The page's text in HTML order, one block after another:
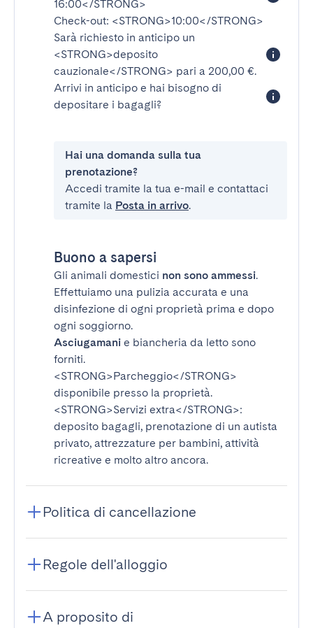
16:00</STRONG>
Check-out: <STRONG>10:00</STRONG>
Sarà richiesto in anticipo un
<STRONG>deposito
cauzionale</STRONG> pari a 200,00 €.
Arrivi in anticipo e hai bisogno di
depositare i bagagli?
Hai una domanda sulla tua
prenotazione?
Accedi tramite la tua e-mail e contattaci
tramite la Posta in arrivo.
Buono a sapersi
Gli animali domestici non sono ammessi.
Effettuiamo una pulizia accurata e una
disinfezione di ogni proprietà prima e dopo
ogni soggiorno.
Asciugamani e biancheria da letto sono
forniti.
<STRONG>Parcheggio</STRONG>
disponibile presso la proprietà.
<STRONG>Servizi extra</STRONG>:
deposito bagagli, prenotazione di un autista
privato, attrezzature per bambini, attività
ricreative e molto altro ancora.
Politica di cancellazione
Regole dell'alloggio
A proposito di